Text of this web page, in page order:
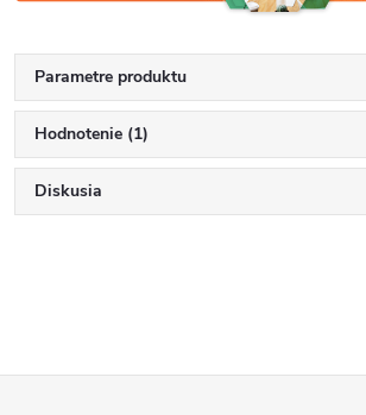
Parametre produktu
Hodnotenie (1)
Diskusia